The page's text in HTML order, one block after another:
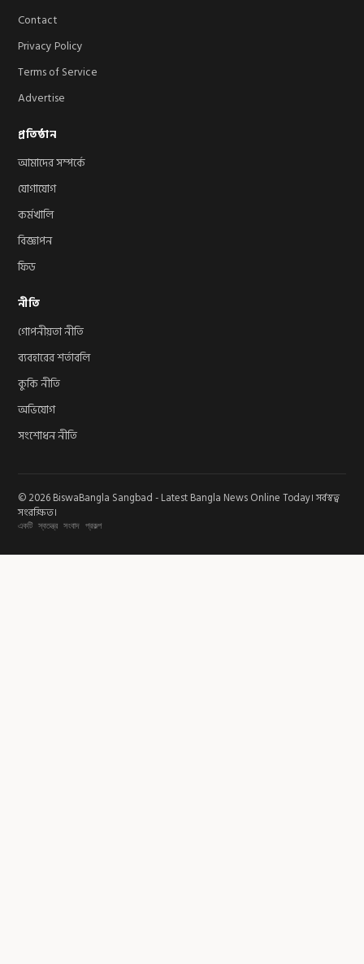
Contact
Privacy Policy
Terms of Service
Advertise
প্রতিষ্ঠান
আমাদের সম্পর্কে
যোগাযোগ
কর্মখালি
বিজ্ঞাপন
ফিড
নীতি
গোপনীয়তা নীতি
ব্যবহারের শর্তাবলি
কুকি নীতি
অভিযোগ
সংশোধন নীতি
© 2026 BiswaBangla Sangbad - Latest Bangla News Online Today। সর্বস্বত্ব
সংরক্ষিত।
একটি স্বতন্ত্র সংবাদ প্রকল্প